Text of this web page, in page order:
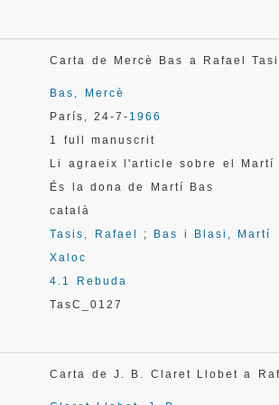
Carta de Mercè Bas a Rafael
Bas, Mercè
París ,24-7- 1966
1 full manuscrit
Li agraeix l'article sobre el Martí
És la dona de Martí Bas
català
Tasis, Rafael ; Bas i Blasi, Martí
Xaloc
4.1 Rebuda
TasC_0127
Carta de J. B. Claret Llobet a